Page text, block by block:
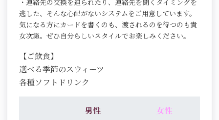
・連絡先の交換を迫られたり、連絡先を聞くタイミングを
逃した、そんな心配がないシステムをご用意しています。
気になる方にカードを書くのも、渡されるのを待つのも貴
女次第。ぜひ自分らしいスタイルでお楽しみください。
【ご飲食】
選べる季節のスウィーツ
各種ソフトドリンク
男性 女性